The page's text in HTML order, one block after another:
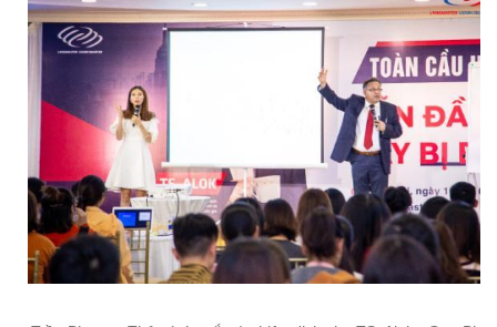
Trần Phương Thảo (váy trắng) phiên dịch cho TS. Alok - Cựu Phó
tịch Canon Châu Á tại Hội thảo “Toàn cầu hóa - Dẫn đầu hay bị
của Langmaster
Clip Thảo chia sẻ về môi trường học tập lại
Langmaster: